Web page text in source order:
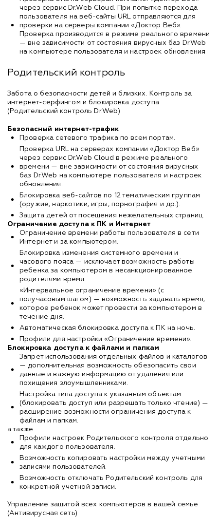
через сервис Dr.Web Cloud. При попытке перехода
пользователя на веб-сайты URL отправляются для
проверки на серверы компании «Доктор Веб».
Проверка производится в режиме реального времени
— вне зависимости от состояния вирусных баз Dr.Web
на компьютере пользователя и настроек обновления
Родительский контроль
Забота о безопаcности детей и близких. Контроль за
интернет-серфингом и блокировка доступа
(Родительский контроль Dr.Web)
Безопасный интернет-трафик
Проверка сетевого трафика по всем портам.
Проверка URL на серверах компании «Доктор Веб»
через сервис Dr.Web Cloud в режиме реального
времени — вне зависимости от состояния вирусных
баз Dr.Web на компьютере пользователя и настроек
обновления.
Блокировка веб-сайтов по 12 тематическим группам
(оружие, наркотики, игры, порнография и др.).
Защита детей от посещения нежелательных страниц.
Ограничение доступа к ПК и Интернет
Ограничение времени работы пользователя в сети
Интернет и за компьютером.
Блокировка изменения системного времени и
часового пояса — исключает возможность работы
ребенка за компьютером в несанкционированное
родителями время.
«Интервальное ограничение времени» (с
получасовым шагом) — возможность задавать время,
которое ребенок может провести за компьютером в
течение дня.
Автоматическая блокировка доступа к ПК на ночь.
Профили для настройки «Ограничение времени».
Блокировка доступа к файлами и папкам
Запрет использования отдельных файлов и каталогов
— дополнительная возможность обезопасить свои
данные и важную информацию от удаления или
похищения злоумышленниками.
Настройка типа доступа к указанным объектам
(блокировать доступ или разрешать только чтение) —
расширение возможности ограничения доступа к
файлам и папкам.
а также
Профили настроек Родительского контроля отдельно
для каждого пользователя.
Возможность копировать настройки между учетными
записями пользователей.
Возможность отключать Родительский контроль для
конкретной учетной записи.
Управление защитой всех компьютеров в вашей семье
(Антивирусная сеть)